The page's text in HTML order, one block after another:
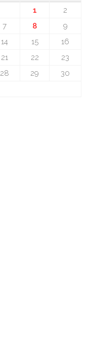
1
2
7 8
9
14 15
16
21 22
23
28 29
30